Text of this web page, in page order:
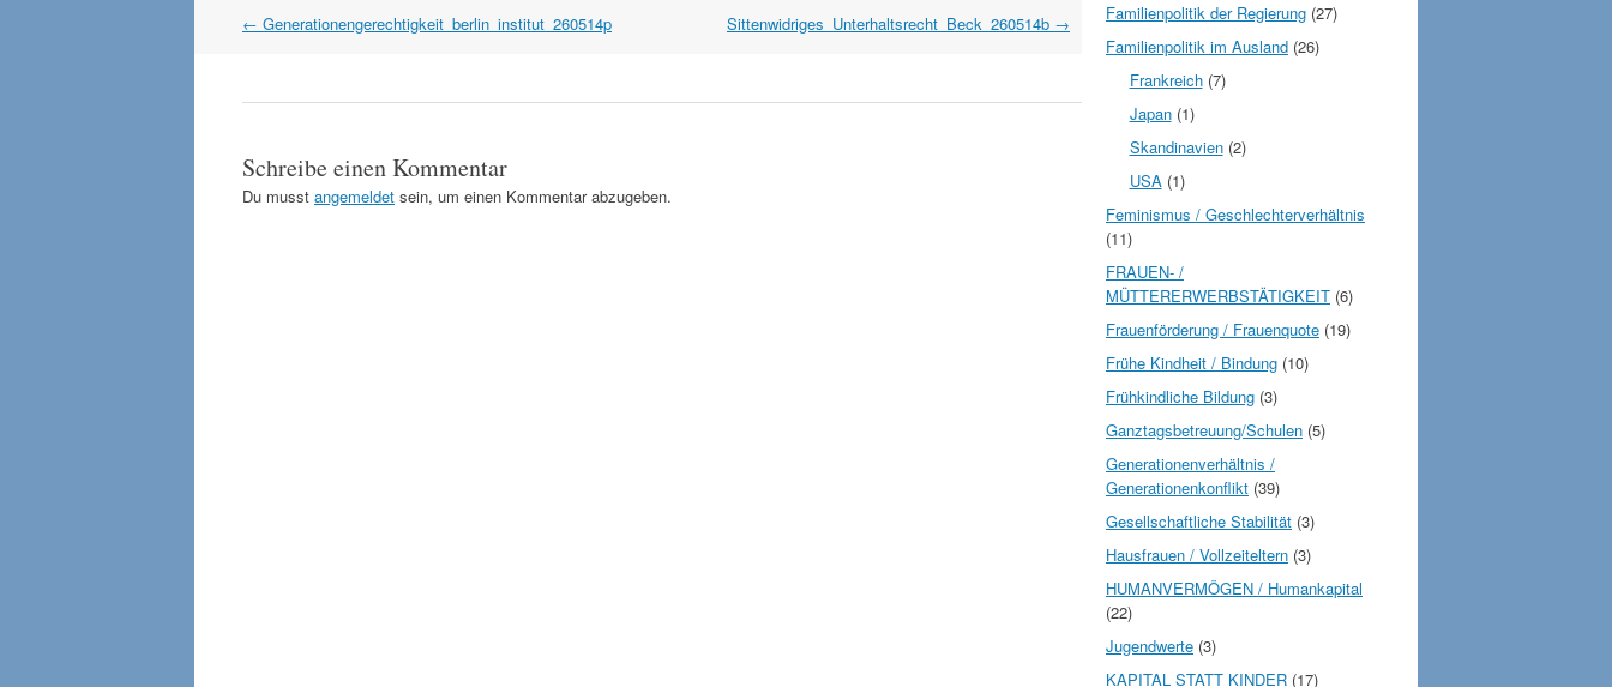
Artikel
← Generationengerechtigkeit_berlin_institut_260514p Sittenwidriges_Unterhaltsrecht_Beck_260514b →
Schreibe einen Kommentar
Du musst angemeldet sein, um einen Kommentar abzugeben.
Familienpolitik der Regierung (27)
Familienpolitik im Ausland (26)
Frankreich(7)
Japan(1)
Skandinavien(2)
USA(1)
Feminismus / Geschlechterverhältnis
(11)
FRAUEN- /
MÜTTERERWERBSTÄTIGKEIT (6)
Frauenförderung / Frauenquote (19)
Frühe Kindheit / Bindung (10)
Frühkindliche Bildung (3)
Ganztagsbetreuung/Schulen (5)
Generationenverhältnis /
Generationenkonflikt (39)
Gesellschaftliche Stabilität (3)
Hausfrauen / Vollzeiteltern (3)
HUMANVERMÖGEN / Humankapital
(22)
Jugendwerte (3)
KAPITAL STATT KINDER (17)